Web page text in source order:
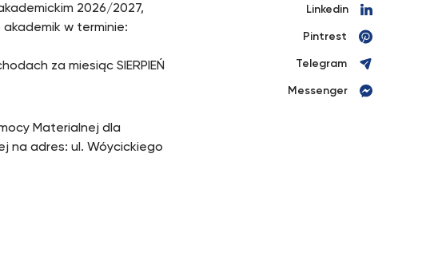
2026/2027,
w terminie:
za miesiąc SIERPIEŃ
Materialnej dla
na adres: ul. Wóycickiego
Linkedin
Pintrest
Telegram
Messenger